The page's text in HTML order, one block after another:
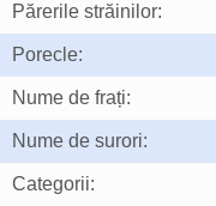
Părerile străinilor:
Porecle:
Nume de frați:
Nume de surori:
Categorii: